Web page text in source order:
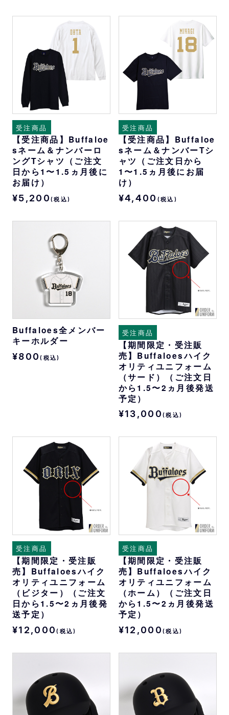
受注商品
【受注商品】Buffaloe
sネーム＆ナンバーロ
ングTシャツ（ご注文
日から1〜1.5ヵ月後に
お届け）
¥5,200 (税込)
受注商品
【受注商品】Buffaloe
sネーム＆ナンバーTシ
ャツ（ご注文日から
1〜1.5ヵ月後にお届
け）
¥4,400 (税込)
Buffaloes全メンバー
キーホルダー
¥800(税込)
受注商品
【期間限定・受注販
売】Buffaloesハイク
オリティユニフォーム
（サード）（ご注文日
から1.5〜2ヵ月後発送
予定）
¥13,000(税込)
受注商品
【期間限定・受注販
売】Buffaloesハイク
オリティユニフォーム
（ビジター）（ご注文
日から1.5〜2ヵ月後発
送予定）
¥12,000(税込)
受注商品
【期間限定・受注販
売】Buffaloesハイク
オリティユニフォーム
（ホーム）（ご注文日
から1.5〜2ヵ月後発送
予定）
¥12,000(税込)